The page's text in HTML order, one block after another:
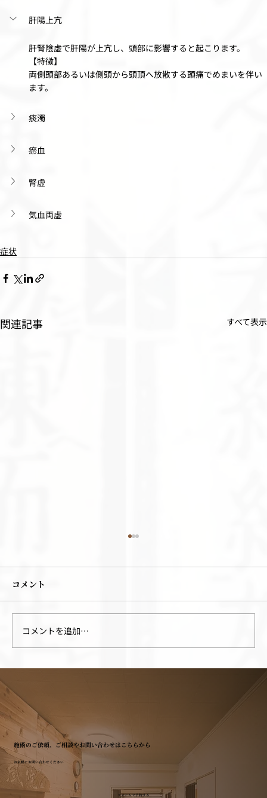
肝陽上亢
肝腎陰虚で肝陽が上亢し、頭部に影響すると起こります。
【特徴】
両側頭部あるいは側頭から頭頂へ放散する頭痛でめまいを伴い
ます。
痰濁
瘀血
腎虚
気血両虚
症状
関連記事 すべて表示
手足のほてりの原因ついて
コメント
コメントを追加…
施術のご依頼、ご相談やお問い合わせはこちらから
お気軽にお問い合わせください
フォームで予約する